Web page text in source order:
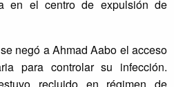
en el centro de expulsión de
negó a Ahmad Aabo el acceso
para controlar su infección.